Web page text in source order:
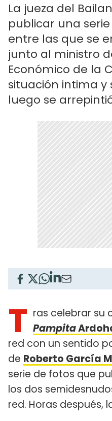
La jueza del
publicar una
entre las que se
junto al ministro
Económico de la
situación intima y
luego se
T ras celebrar su
Pampita
red con un sentido
de Roberto García
serie de fotos que
los dos
red. Horas después,